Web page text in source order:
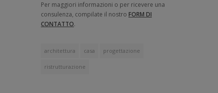
Per maggiori informazioni o per ricevere una
consulenza, compilate il nostro FORM DI
CONTATTO.
architettura casa progettazione
ristrutturazione